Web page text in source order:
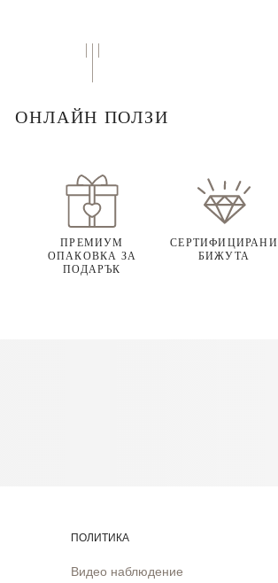
ОНЛАЙН ПОЛЗИ
ПРЕМИУМ
ОПАКОВКА ЗА
ПОДАРЪК
СЕРТИФИЦИРАНИ
БИЖУТА
ПОЛИТИКА
Видео наблюдение